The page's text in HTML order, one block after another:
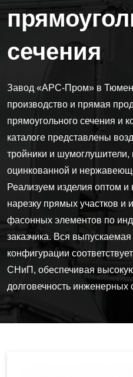
сечения
Завод «АРС-Пром» в
производство и прямая
прямоугольного сечения и
каталоге представлены
тройники и шумоглушители,
оцинкованной и
Реализуем изделия оптом и
нарезку прямых участков и
фасонных элементов по
заказчика. Вся
конфигурации
СНиП, обеспечивая
долговечность инженерных